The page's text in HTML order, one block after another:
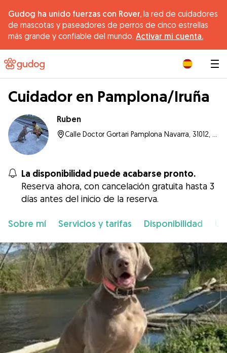
Gudog ha unido fuerzas con Rover, la red de cuidadores
de mascotas y paseadores de perros de cinco estrellas
más grande y confiable del mundo. Activar mi cuenta.
Cuidador en Pamplona/Iruña
Ruben
La disponibilidad puede acabarse pronto.
Reserva ahora, con cancelación gratuita hasta 3
días antes del inicio de la reserva.
Sobre mí Servicios y tarifas Disponibilidad